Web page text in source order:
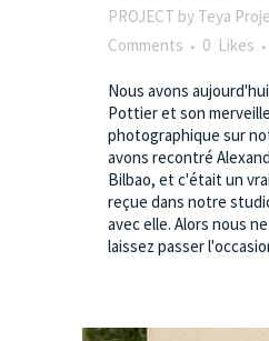
PROJECT by Teya
Comments
0 Likes
Nous avons
Pottier et son
photographique sur
avons recontré
Bilbao, et c'était un
reçue dans notre
avec elle. Alors nous
laissez passer